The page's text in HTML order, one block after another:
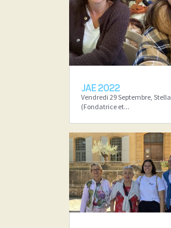
JAE 2022
Vendredi 29 Septembre, Stella
(Fondatrice et...